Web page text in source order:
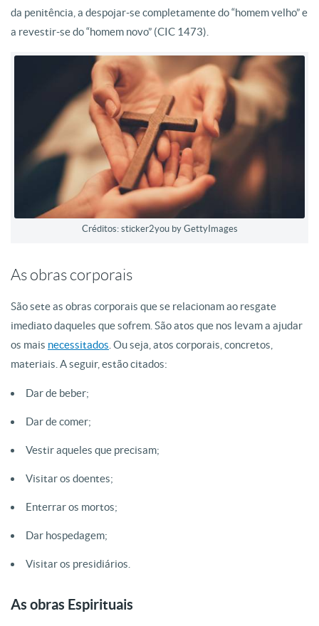
da penitência, a despojar-se completamente do “homem velho” e
a revestir-se do “homem novo” (CIC 1473).
Créditos: sticker2you by GettyImages
As obras corporais
São sete as obras corporais que se relacionam ao resgate
imediato daqueles que sofrem. São atos que nos levam a ajudar
os mais necessitados. Ou seja, atos corporais, concretos,
materiais. A seguir, estão citados:
Dar de beber;
Dar de comer;
Vestir aqueles que precisam;
Visitar os doentes;
Enterrar os mortos;
Dar hospedagem;
Visitar os presidiários.
As obras Espirituais